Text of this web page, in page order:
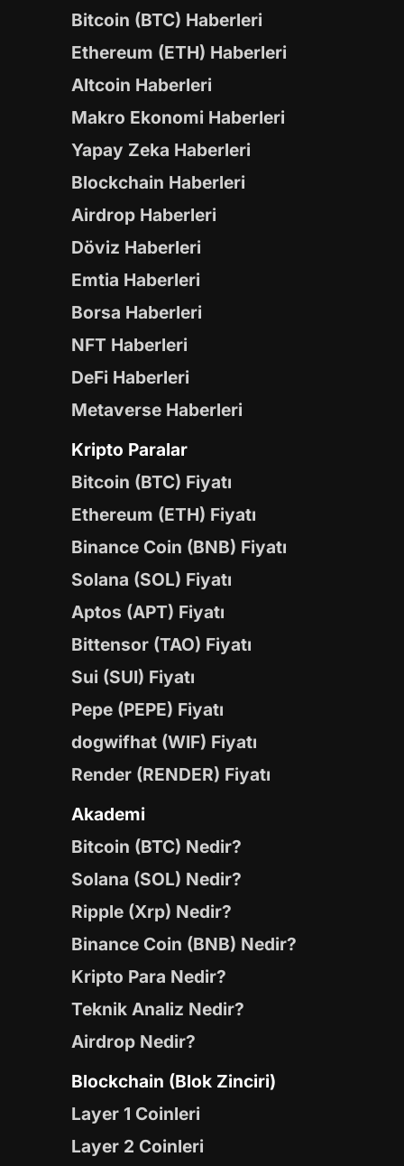
Bitcoin (BTC) Haberleri
Ethereum (ETH) Haberleri
Altcoin Haberleri
Makro Ekonomi Haberleri
Yapay Zeka Haberleri
Blockchain Haberleri
Airdrop Haberleri
Döviz Haberleri
Emtia Haberleri
Borsa Haberleri
NFT Haberleri
DeFi Haberleri
Metaverse Haberleri
Kripto Paralar
Bitcoin (BTC) Fiyatı
Ethereum (ETH) Fiyatı
Binance Coin (BNB) Fiyatı
Solana (SOL) Fiyatı
Aptos (APT) Fiyatı
Bittensor (TAO) Fiyatı
Sui (SUI) Fiyatı
Pepe (PEPE) Fiyatı
dogwifhat (WIF) Fiyatı
Render (RENDER) Fiyatı
Akademi
Bitcoin (BTC) Nedir?
Solana (SOL) Nedir?
Ripple (Xrp) Nedir?
Binance Coin (BNB) Nedir?
Kripto Para Nedir?
Teknik Analiz Nedir?
Airdrop Nedir?
Blockchain (Blok Zinciri)
Layer 1 Coinleri
Layer 2 Coinleri